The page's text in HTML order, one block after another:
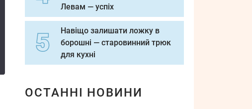
Левам — успіх
Навіщо залишати ложку в
борошні — старовинний трюк
для кухні
ОСТАННІ НОВИНИ